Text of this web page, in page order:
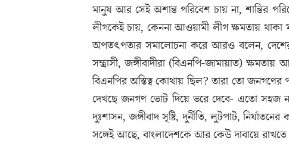
মানুষ আর সেই অশান্ত পরিবেশ চায় না, শান্তির
লীগকেই চায়, কেননা আওয়ামী লীগ ক্ষমতায় থাকা
অপতৎপতার সমালোচনা করে আরও বলেন,
সন্ত্রাসী, জঙ্গীবাদীরা (বিএনপি-জামায়াত)
বিএনপির অস্তিত্ব কোথায় ছিল? তারা তো
দেখছে জনগণ ভোট দিয়ে ভরে দেবে- এতো সহজ
দুঃশাসন, জঙ্গীবাদ সৃষ্টি, দুর্নীতি, লুটপাট,
সঙ্গেই আছে, বাংলাদেশকে আর কেউ দাবায়ে রাখতে